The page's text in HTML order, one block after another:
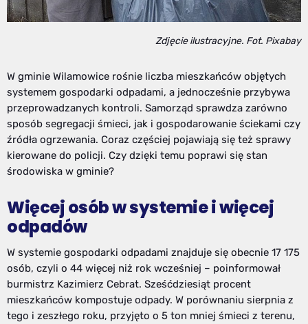
Zdjęcie ilustracyjne. Fot. Pixabay
W gminie Wilamowice rośnie liczba mieszkańców objętych
systemem gospodarki odpadami, a jednocześnie przybywa
przeprowadzanych kontroli. Samorząd sprawdza zarówno
sposób segregacji śmieci, jak i gospodarowanie ściekami czy
źródła ogrzewania. Coraz częściej pojawiają się też sprawy
kierowane do policji. Czy dzięki temu poprawi się stan
środowiska w gminie?
Więcej osób w systemie i więcej
odpadów
W systemie gospodarki odpadami znajduje się obecnie 17 175
osób, czyli o 44 więcej niż rok wcześniej – poinformował
burmistrz Kazimierz Cebrat. Sześćdziesiąt procent
mieszkańców kompostuje odpady. W porównaniu sierpnia z
tego i zeszłego roku, przyjęto o 5 ton mniej śmieci z terenu,